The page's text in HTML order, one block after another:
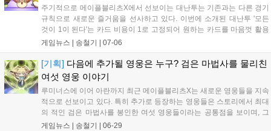
주기적으로 메이플블리츠X에서 선보이는 대난투는 기존과는 다른 경기
규칙으로 새로운 즐거움을 선사하고 있다. 이번에 소개된 대난투 '모든
것이 1이 된다'는 카드 비용이 1로 고정되어 원하는 카드를 마음껏 활용
할 수 있는 게임 모드로, 평소 가성비가 안...
게임뉴스 | 송철기 07-06
[기획] 다음에 추가될 영웅은 누구? 검은 마법사를 물리친
여섯 영웅 이야기
루미너스에 이어 아란까지 최근 메이플블리츠X는 새로운 영웅들을 지속
적으로 선보이고 있다. 특히 추가로 등장하는 영웅들은 스토리에서 최대
의 적인 검은 마법사를 봉인한 여섯 영웅들이라는 공통점을 보이며, 그
로 인해 다음에 추가될 영웅 역시 아직 등장하지...
게임뉴스 | 송철기 06-29